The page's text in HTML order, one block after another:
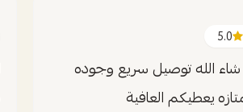
5.0
شاء الله توصيل سريع وجوده
يعطيكم العافية